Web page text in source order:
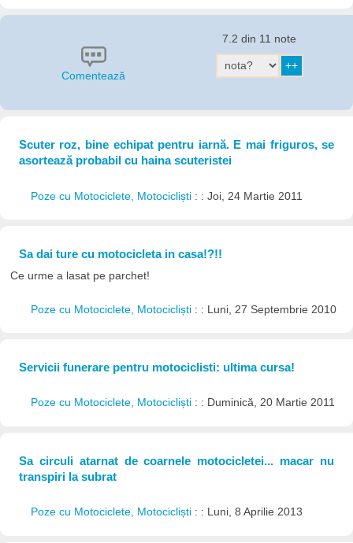
Comentează
7.2 din 11 note
Scuter roz, bine echipat pentru iarnă. E mai friguros, se
asortează probabil cu haina scuteristei
Poze cu Motociclete, Motocicliști : : Joi, 24 Martie 2011
Sa dai ture cu motocicleta in casa!?!!
Ce urme a lasat pe parchet!
Poze cu Motociclete, Motocicliști : : Luni, 27 Septembrie 2010
Servicii funerare pentru motociclisti: ultima cursa!
Poze cu Motociclete, Motocicliști : : Duminică, 20 Martie 2011
Sa circuli atarnat de coarnele motocicletei... macar nu
transpiri la subrat
Poze cu Motociclete, Motocicliști : : Luni, 8 Aprilie 2013